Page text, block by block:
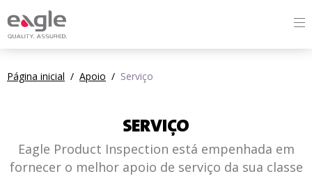
Página inicial / Apoio / Serviço
SERVIÇO
Eagle Product Inspection está empenhada em
fornecer o melhor apoio de serviço da sua classe